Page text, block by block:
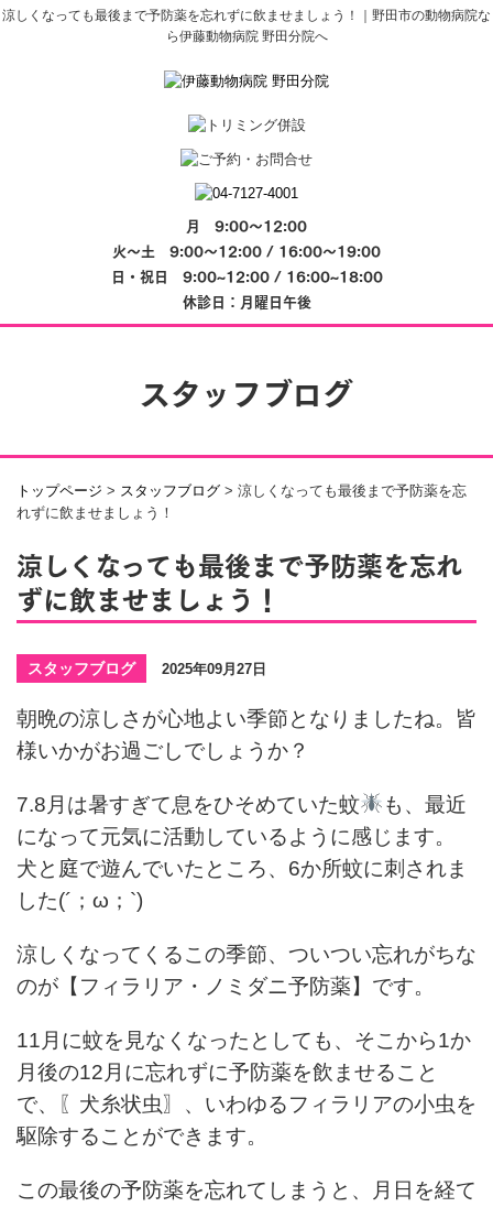
涼しくなっても最後まで予防薬を忘れずに飲ませましょう！｜野田市の動物病院な
ら伊藤動物病院 野田分院へ
月 9:00～12:00
火～土 9:00～12:00 / 16:00～19:00
日・祝日 9:00~12:00 / 16:00~18:00
休診日：月曜日午後
スタッフブログ
トップページ > スタッフブログ > 涼しくなっても最後まで予防薬を忘
れずに飲ませましょう！
涼しくなっても最後まで予防薬を忘れ
ずに飲ませましょう！
スタッフブログ 2025年09月27日
朝晩の涼しさが心地よい季節となりましたね。皆
様いかがお過ごしでしょうか？
7.8月は暑すぎて息をひそめていた蚊
も、最近
になって元気に活動しているように感じます。
犬と庭で遊んでいたところ、6か所蚊に刺されま
した(´；ω；`)
涼しくなってくるこの季節、ついつい忘れがちな
のが【フィラリア・ノミダニ予防薬】です。
11月に蚊を見なくなったとしても、そこから1か
月後の12月に忘れずに予防薬を飲ませること
で、〖犬糸状虫〗、いわゆるフィラリアの小虫を
駆除することができます。
この最後の予防薬を忘れてしまうと、月日を経て